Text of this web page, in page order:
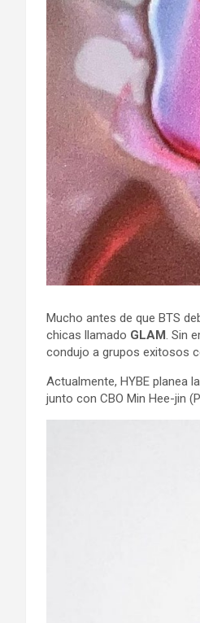
Mucho antes de que BTS
chicas llamado GLAM. Sin
condujo a grupos exitosos
Actualmente, HYBE planea
junto con CBO Min Hee-jin